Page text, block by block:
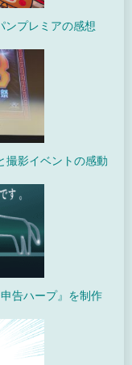
ンプレミアの感想
撮影イベントの感動
告ハープ』を制作